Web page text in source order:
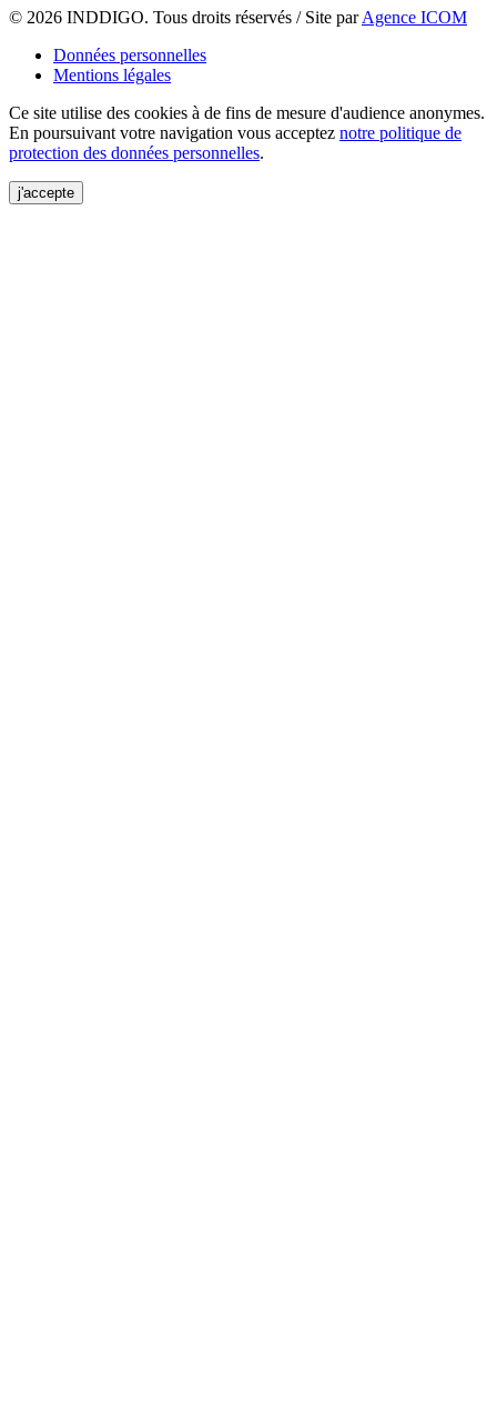
© 2026 INDDIGO. Tous droits réservés / Site parAgence ICOM
Données personnelles
Mentions légales
Ce site utilise des cookies à de fins de mesure d'audience anonymes.
En poursuivant votre navigation vous acceptez notre politique de
protection des données personnelles.
j'accepte